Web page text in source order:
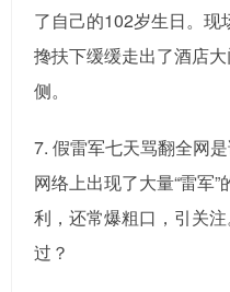
了自己的102岁生日。现
搀扶下缓缓走出了酒店
侧。
7. 假雷军七天骂翻全网
网络上出现了大量“雷军
利，还常爆粗口，引关
过？